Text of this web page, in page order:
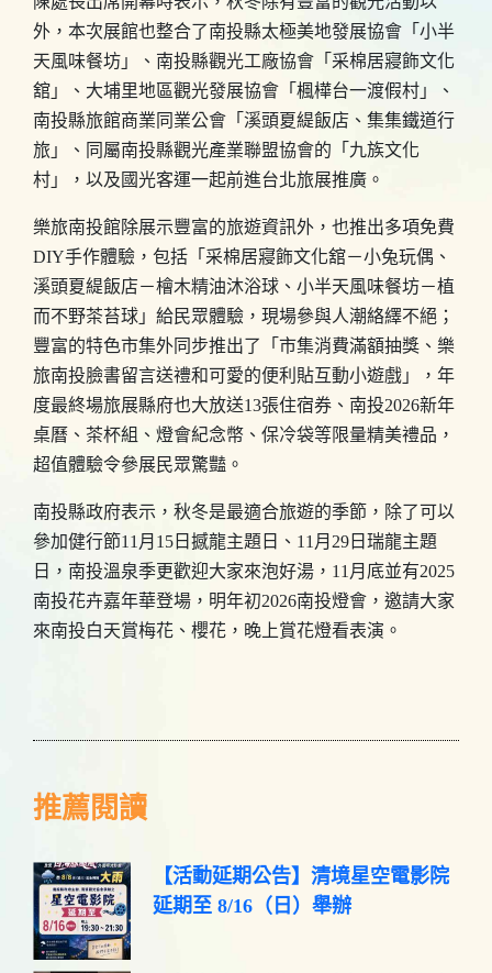
外，本次展館也整合了南投縣太極美地發展協會「小半
天風味餐坊」、南投縣觀光工廠協會「采棉居寢飾文化
舘」、大埔里地區觀光發展協會「楓樺台一渡假村」、
南投縣旅館商業同業公會「溪頭夏緹飯店、集集鐵道行
旅」、同屬南投縣觀光產業聯盟協會的「九族文化
村」，以及國光客運一起前進台北旅展推廣。
樂旅南投館除展示豐富的旅遊資訊外，也推出多項免費
DIY手作體驗，包括「采棉居寢飾文化舘－小兔玩偶、
溪頭夏緹飯店－檜木精油沐浴球、小半天風味餐坊－植
而不野茶苔球」給民眾體驗，現場參與人潮絡繹不絕；
豐富的特色市集外同步推出了「市集消費滿額抽獎、樂
旅南投臉書留言送禮和可愛的便利貼互動小遊戲」，年
度最終場旅展縣府也大放送13張住宿券、南投2026新年
桌曆、茶杯組、燈會紀念幣、保冷袋等限量精美禮品，
超值體驗令參展民眾驚豔。
南投縣政府表示，秋冬是最適合旅遊的季節，除了可以
參加健行節11月15日撼龍主題日、11月29日瑞龍主題
日，南投溫泉季更歡迎大家來泡好湯，11月底並有2025
南投花卉嘉年華登場，明年初2026南投燈會，邀請大家
來南投白天賞梅花、櫻花，晚上賞花燈看表演。
推薦閱讀
【活動延期公告】清境星空電影院
延期至 8/16（日）舉辦